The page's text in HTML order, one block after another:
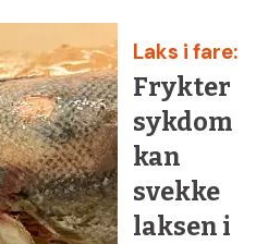
Laks i fare:
Frykter
sykdom
kan
svekke
laksen i